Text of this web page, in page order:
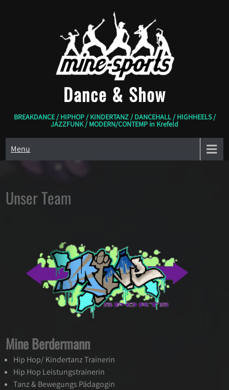
Dance & Show
BREAKDANCE / HIPHOP / KINDERTANZ / DANCEHALL / HIGHHEELS /
JAZZFUNK / MODERN/CONTEMP in Krefeld
Menu
Unser Team
Mine Berdermann
Hip Hop/ Kindertanz Trainerin
Hip Hop Leistungstrainerin
Tanz & Bewegungs Pädagogin